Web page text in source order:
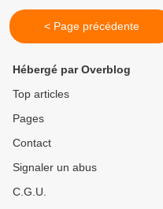
< Page précédente
Hébergé par Overblog
Top articles
Pages
Contact
Signaler un abus
C.G.U.